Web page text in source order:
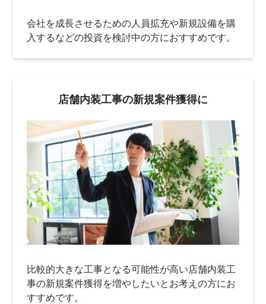
会社を成長させるための人員拡充や新規設備を購
入するなどの投資を検討中の方におすすめです。
店舗内装工事の新規案件獲得に
比較的大きな工事となる可能性が高い店舗内装工
事の新規案件獲得を増やしたいとお考えの方にお
すすめです。